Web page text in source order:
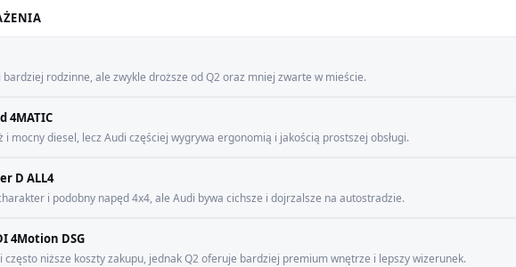
rodzinne, ale zwykle droższe od Q2 oraz mniej zwarte w mieście.
4MATIC
mocny diesel, lecz Audi częściej wygrywa ergonomią i jakością prostszej obsługi.
D ALL4
i podobny napęd 4x4, ale Audi bywa cichsze i dojrzalsze na autostradzie.
4Motion DSG
często niższe koszty zakupu, jednak Q2 oferuje bardziej premium wnętrze i lepszy wizerunek.